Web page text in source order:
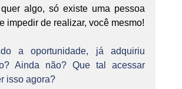
algo, só existe uma pessoa
impedir de realizar, você mesmo!
a oportunidade, já adquiriu
isso agora?